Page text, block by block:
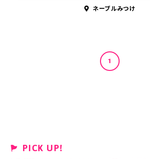
ネーブルみつけ
1
PICK UP!